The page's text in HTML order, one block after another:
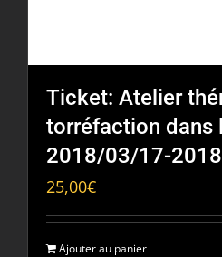
Ticket: Atelier
torréfaction dans
2018/03/17-
25,00€
Ajouter au panier